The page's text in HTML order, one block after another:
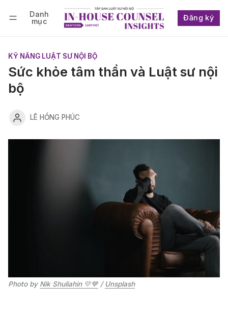
Danh
mục
Đăng ký
Đăng ký Follow
KỸ NĂNG LUẬT SƯ NỘI BỘ
Sức khỏe tâm thần và Luật sư nội
bộ
LÊ HỒNG PHÚC
Photo by Nik Shuliahin 💛💙 / Unsplash